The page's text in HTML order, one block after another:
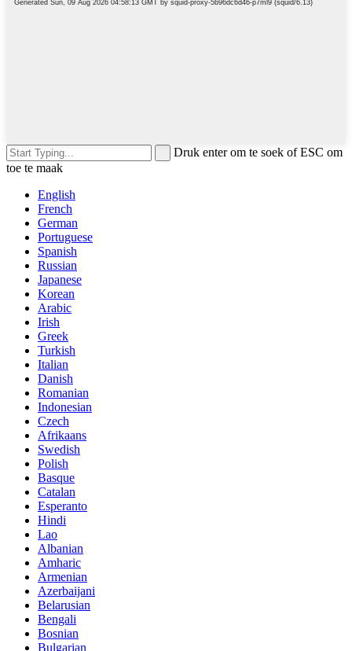
Druk enter om te soek of ESC om
toe te maak
English
French
German
Portuguese
Spanish
Russian
Japanese
Korean
Arabic
Irish
Greek
Turkish
Italian
Danish
Romanian
Indonesian
Czech
Afrikaans
Swedish
Polish
Basque
Catalan
Esperanto
Hindi
Lao
Albanian
Amharic
Armenian
Azerbaijani
Belarusian
Bengali
Bosnian
Bulgarian